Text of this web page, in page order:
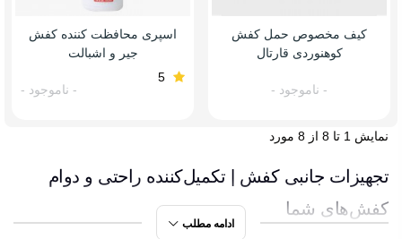
کیف مخصوص حمل کفش
کوهنوردی قارتال
- ناموجود -
اسپری محافظت کننده کفش
جیر و اشبالت
5
- ناموجود -
نمایش 1 تا 8 از 8 مورد
تجهیزات جانبی کفش | تکمیل‌کننده راحتی و دوام
کفش‌های شما
ادامه مطلب